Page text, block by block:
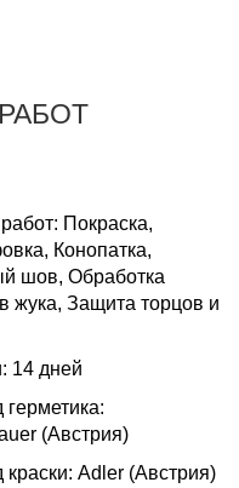
Покраска,
Конопатка,
шов, Обработка
жука, Защита торцов и
14 дней
герметика:
(Австрия)
краски: Adler (Австрия)